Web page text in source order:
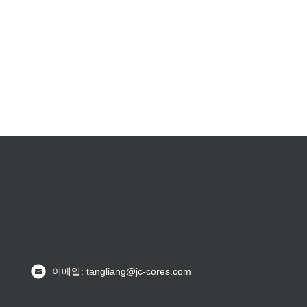
이메일: tangliang@jc-cores.com